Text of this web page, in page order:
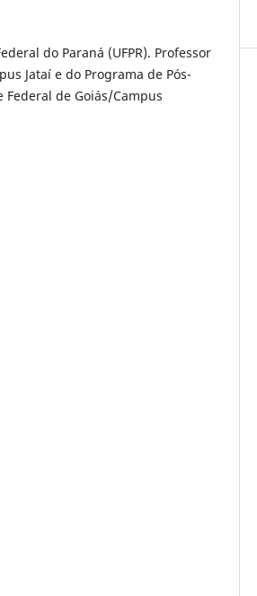
do Paraná (UFPR). Professor
Jataí e do Programa de Pós-
de Goiás/Campus